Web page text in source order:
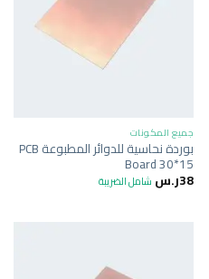
جميع المكونات
بوردة نحاسية للدوائر المطبوعة PCB
Board 30*15
38ر.س شامل الضريبة